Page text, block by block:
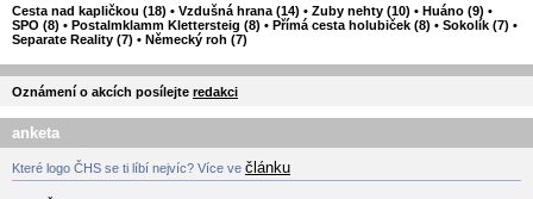
Cesta nad kapličkou (18) • Vzdušná hrana (14) • Zuby nehty (10) • Huáno (9) •
SPO (8) • Postalmklamm Klettersteig (8) • Přímá cesta holubiček (8) • Sokolík (7) •
Separate Reality (7) • Německý roh (7)
Oznámení o akcích posílejte redakci
anketa
Které logo ČHS se ti líbí nejvíc? Více ve článku